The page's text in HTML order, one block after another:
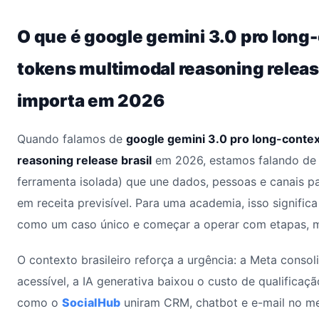
O que é google gemini 3.0 pro
tokens multimodal reasoning
importa em 2026
Quando falamos de google gemini 3.0 pro long-
reasoning release brasil em 2026, estamos falando
ferramenta isolada) que une dados, pessoas e canais
em receita previsível. Para uma academia, isso
como um caso único e começar a operar com etapas,
O contexto brasileiro reforça a urgência: a Meta
acessível, a IA generativa baixou o custo de
como o SocialHub uniram CRM, chatbot e e-mail no